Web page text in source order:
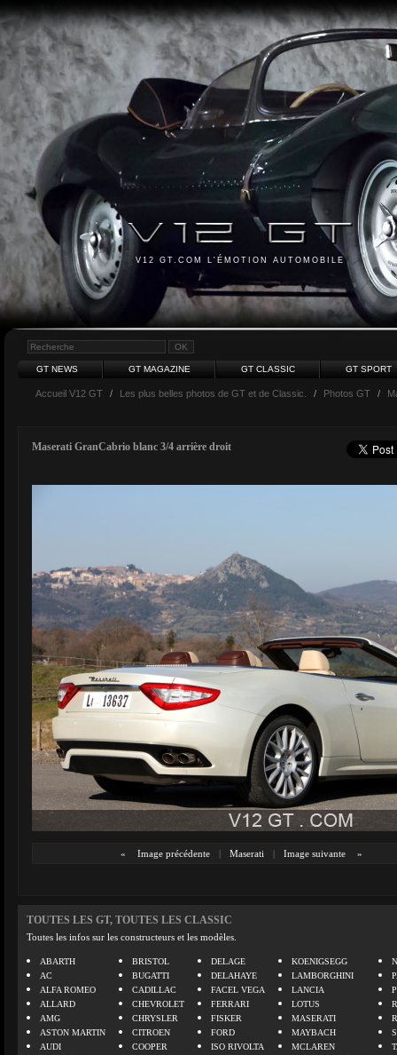
V12 GT.COM L'ÉMOTION AUTOMOBILE
GT NEWS GT MAGAZINE GT CLASSIC GT SPORT
Accueil V12 GT / Les plus belles photos de GT et de Classic. / Photos GT /
Maserati GranCabrio blanc 3/4 arrière droit
« Image précédente | Maserati | Image suivante »
TOUTES LES GT, TOUTES LES CLASSIC
Toutes les infos sur les constructeurs et les modèles.
ABARTH
AC
ALFA ROMEO
ALLARD
AMG
ASTON MARTIN
AUDI
BRISTOL
BUGATTI
CADILLAC
CHEVROLET
CHRYSLER
CITROEN
COOPER
DELAGE
DELAHAYE
FACEL VEGA
FERRARI
FISKER
FORD
ISO RIVOLTA
KOENIGSEGG
LAMBORGHINI
LANCIA
LOTUS
MASERATI
MAYBACH
MCLAREN